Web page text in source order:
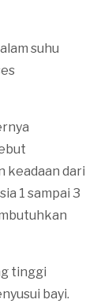
suhu
keadaan dari
1 sampai 3
tinggi
bayi.